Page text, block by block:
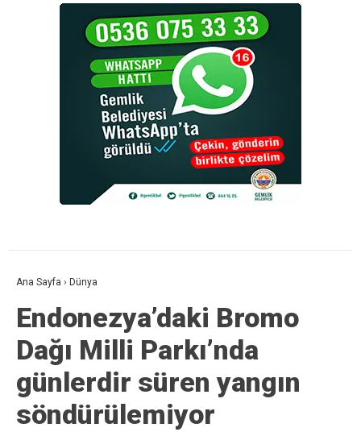
Ana Sayfa › Dünya
Endonezya’daki Bromo
Dağı Milli Parkı’nda
günlerdir süren yangın
söndürülemiyor